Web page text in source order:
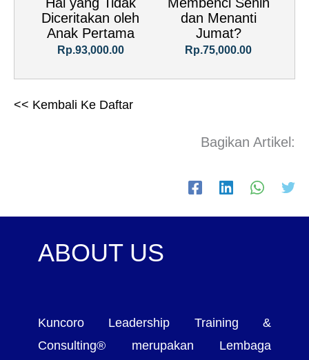
Diceritakan oleh
Anak Pertama
Rp.93,000.00
dan Menanti
Jumat?
Rp.75,000.00
<< Kembali Ke Daftar
Bagikan Artikel:
ABOUT US
Kuncoro Leadership Training &
Consulting® merupakan Lembaga